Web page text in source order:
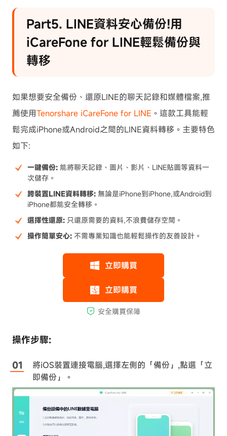
Part5. LINE資料安心備份!用
iCareFone for LINE輕鬆備份與
轉移
如果想要安全備份、還原LINE的聊天記錄和媒體檔案,推
薦使用Tenorshare iCareFone for LINE 。這款工具能輕
鬆完成iPhone或Android之間的LINE資料轉移。主要特色
如下:
一鍵備份: 能將聊天記錄、圖片、影片、LINE貼圖等資料一
次儲存。
跨裝置LINE資料轉移: 無論是iPhone到iPhone,或Android到
iPhone都能安全轉移。
選擇性還原: 只還原需要的資料,不浪費儲存空間。
操作簡單安心: 不需專業知識也能輕鬆操作的友善設計。
操作步驟:
將iOS裝置連接電腦,選擇左側的「備份」,點選「立
即備份」。